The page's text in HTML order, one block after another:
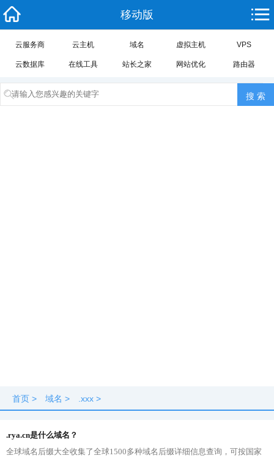
移动版
云服务商 云主机 域名 虚拟主机 VPS
云数据库 在线工具 站长之家 网站优化 路由器
首页 > 域名 > .xxx >
.rya.cn是什么域名？
全球域名后缀大全收集了全球1500多种域名后缀详细信息查询，可按国家